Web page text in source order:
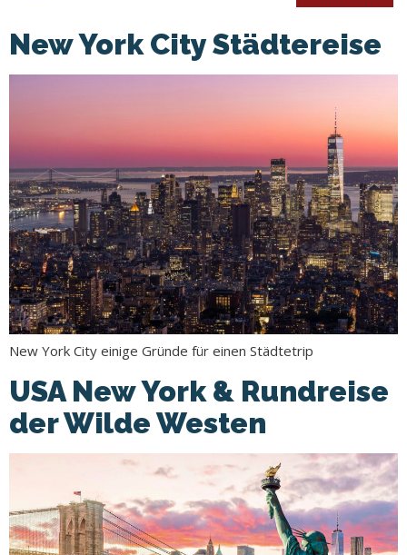
New York City Städtereise
New York City einige Gründe für einen Städtetrip
USA New York & Rundreise
der Wilde Westen